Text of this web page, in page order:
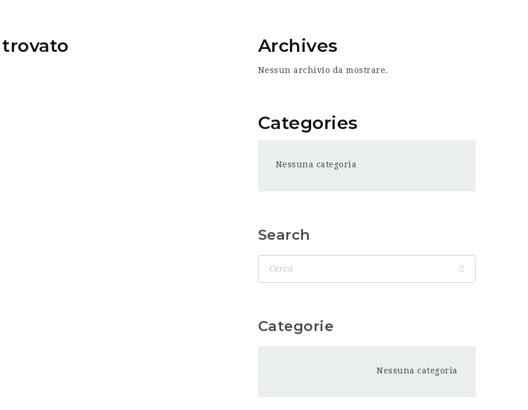
Archives
Nessun archivio da mostrare.
Categories
Nessuna categoria
Search
Categorie
Nessuna categoria